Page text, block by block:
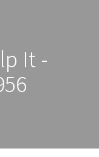
It -